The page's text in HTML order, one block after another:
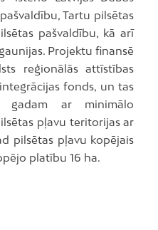
Tartu pilsētas
pašvaldību, kā arī
Projektu finansē
reģionālās attīstības
fonds, un tas
gadam ar minimālo
pļavu teritorijas ar
pilsētas pļavu kopējais
platību 16 ha.